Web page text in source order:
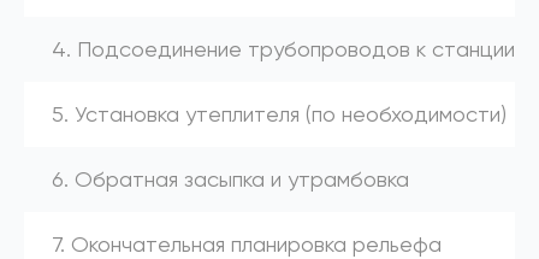
4. Подсоединение трубопроводов к станции
5. Установка утеплителя (по необходимости)
6. Обратная засыпка и утрамбовка
7. Окончательная планировка рельефа